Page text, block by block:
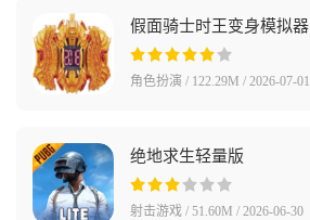
假面骑士时王变身模拟器
角色扮演 / 122.29M / 2026-07-01
绝地求生轻量版
射击游戏 / 51.60M / 2026-06-30